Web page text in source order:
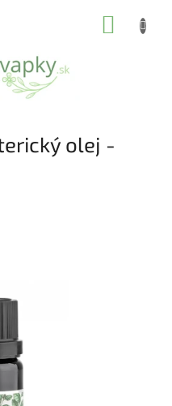
olej -